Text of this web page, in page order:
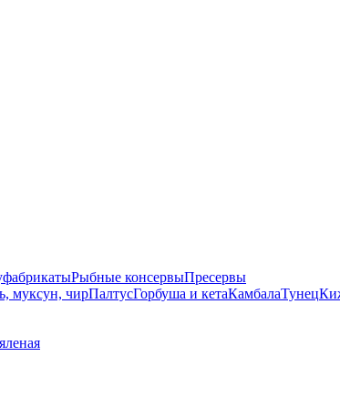
Рыбные консервыПресервы
муксун, чирПалтусГорбуша и кетаКамбалаТунец